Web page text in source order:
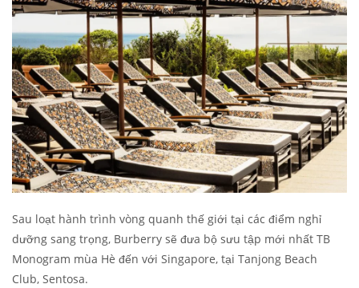
Sau loạt hành trình vòng quanh thế giới tại các điểm nghỉ
dưỡng sang trọng, Burberry sẽ đưa bộ sưu tập mới nhất TB
Monogram mùa Hè đến với Singapore, tại Tanjong Beach
Club, Sentosa.